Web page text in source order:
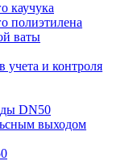
каучука
полиэтилена
ваты
и контроля
DN50
выходом